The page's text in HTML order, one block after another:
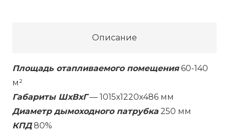
стекла
левая
Описание
Площадь отапливаемого помещения60-140
м²
Габариты ШхВхГ — 1015х1220х486 мм
Диаметр дымоходного патрубка 250 мм
КПД80%